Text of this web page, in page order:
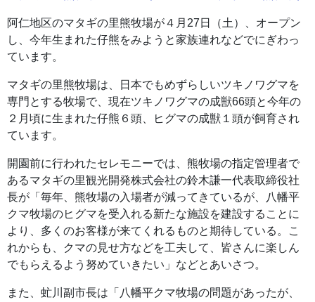
阿仁地区のマタギの里熊牧場が４月27日（土）、オープン
し、今年生まれた仔熊をみようと家族連れなどでにぎわっ
ています。
マタギの里熊牧場は、日本でもめずらしいツキノワグマを
専門とする牧場で、現在ツキノワグマの成獣66頭と今年の
２月頃に生まれた仔熊６頭、ヒグマの成獣１頭が飼育され
ています。
開園前に行われたセレモニーでは、熊牧場の指定管理者で
あるマタギの里観光開発株式会社の鈴木謙一代表取締役社
長が「毎年、熊牧場の入場者が減ってきているが、八幡平
クマ牧場のヒグマを受入れる新たな施設を建設することに
より、多くのお客様が来てくれるものと期待している。こ
れからも、クマの見せ方などを工夫して、皆さんに楽しん
でもらえるよう努めていきたい」などとあいさつ。
また、虻川副市長は「八幡平クマ牧場の問題があったが、